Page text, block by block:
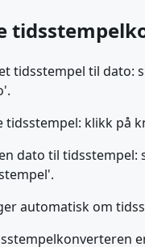
tidsstempel til dato:
tidsstempel: klikk på
dato til tidsstempel:
automatisk om